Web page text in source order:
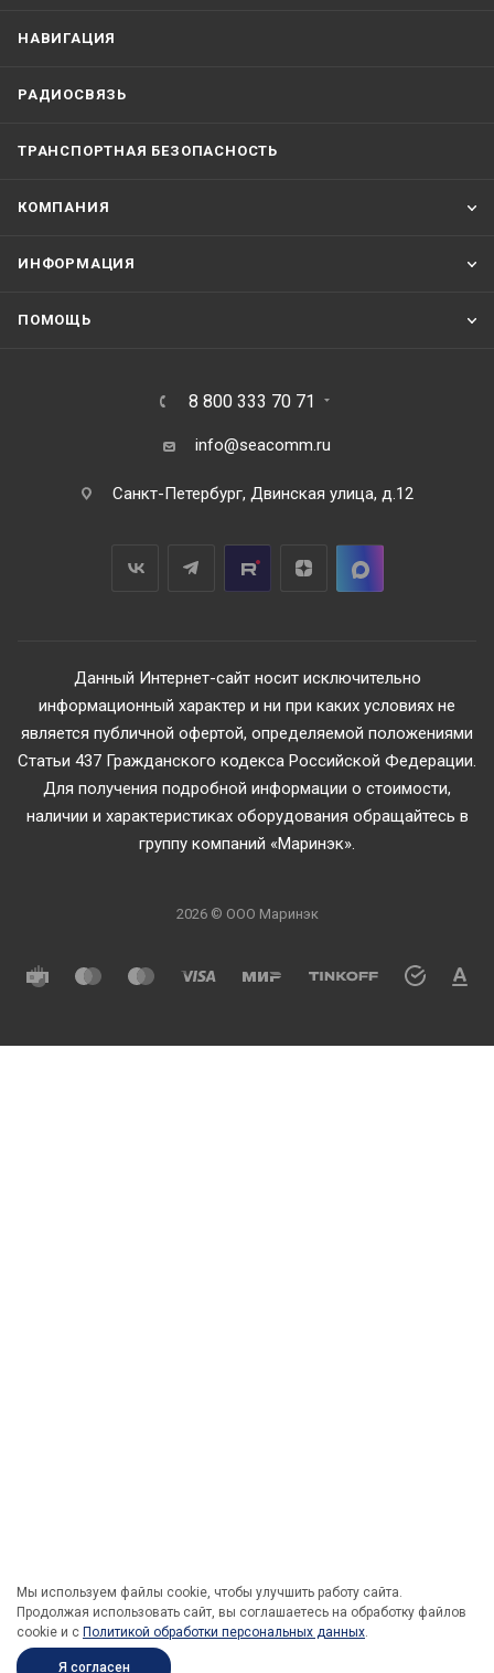
НАВИГАЦИЯ
РАДИОСВЯЗЬ
ТРАНСПОРТНАЯ БЕЗОПАСНОСТЬ
КОМПАНИЯ
ИНФОРМАЦИЯ
ПОМОЩЬ
8 800 333 70 71
info@seacomm.ru
Санкт-Петербург, Двинская улица, д.12
Данный Интернет-сайт носит исключительно
информационный характер и ни при каких условиях не
является публичной офертой, определяемой положениями
Статьи 437 Гражданского кодекса Российской Федерации.
Для получения подробной информации о стоимости,
наличии и характеристиках оборудования обращайтесь в
группу компаний «Маринэк».
2026 © ООО Маринэк
Мы используем файлы cookie, чтобы улучшить работу сайта.
Продолжая использовать сайт, вы соглашаетесь на обработку файлов
cookie и c Политикой обработки персональных данных.
Я согласен